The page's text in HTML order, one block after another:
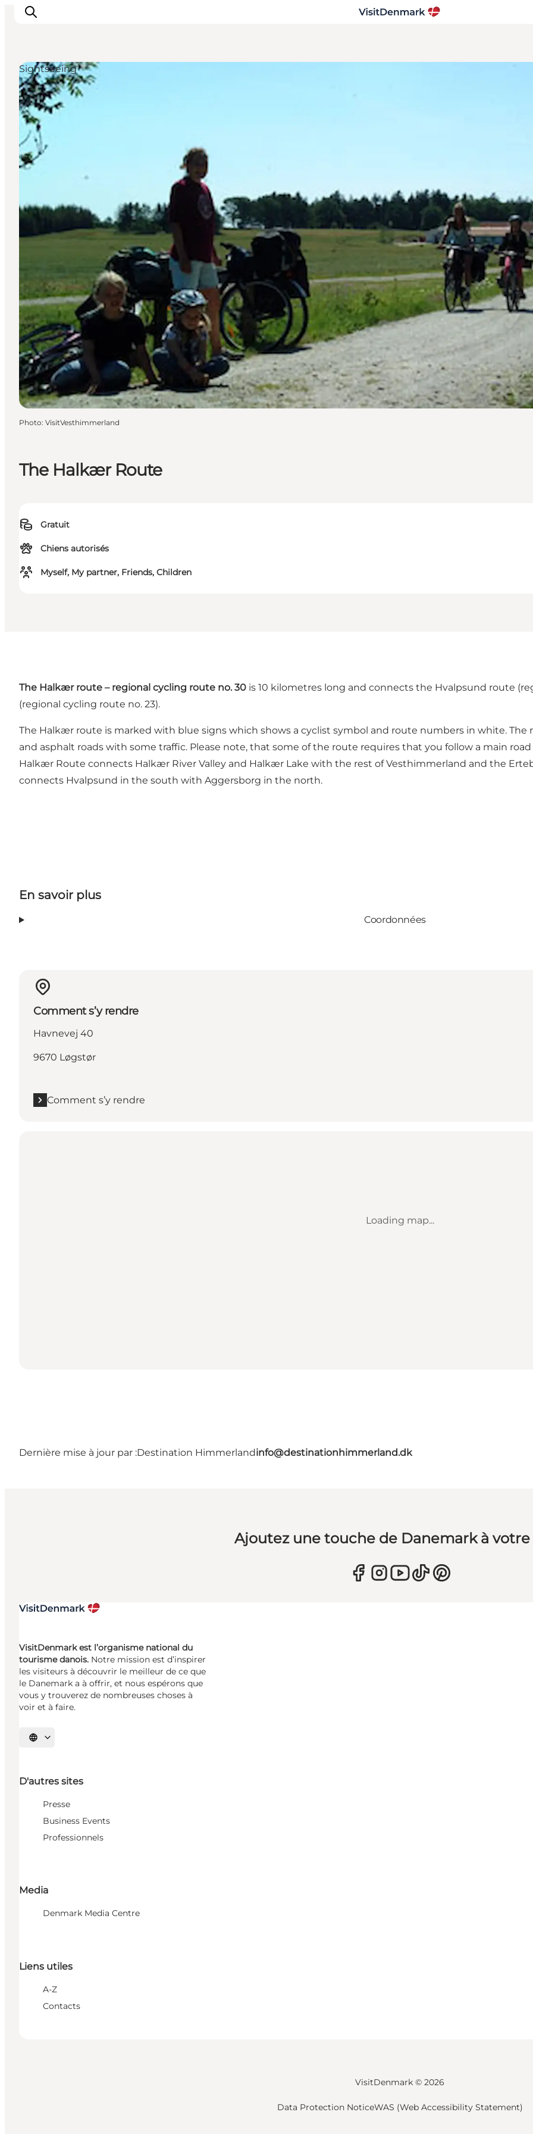
Inspirations
Destinations
Quoi faire
Hébergements
Planifiez votre voyage
The Halkær Route
Gratuit
Chiens autorisés
Myself, My partner, Friends, Children
Sightseeing
Photo: VisitVesthimmerland
The Halkær route – regional cycling route no. 30 is 10 kilometres long and connects the Hvalpsund route
(regional cycling route no. 23).
The Halkær route is marked with blue signs which shows a cyclist symbol and route numbers in white. The
and asphalt roads with some traffic. Please note, that some of the route requires that you follow a main
Halkær Route connects Halkær River Valley and Halkær Lake with the rest of Vesthimmerland and the
connects Hvalpsund in the south with Aggersborg in the north.
En savoir plus
Coordonnées
Comment s’y rendre
Havnevej 40
9670 Løgstør
Comment s’y rendre
Loading map...
Dernière mise à jour par :Destination Himmerlandinfo@destinationhimmerland.dk
Ajoutez une touche de Danemark à
VisitDenmark est l’organisme national du
tourisme danois. Notre mission est d’inspirer
les visiteurs à découvrir le meilleur de ce que
le Danemark a à offrir, et nous espérons que
vous y trouverez de nombreuses choses à
voir et à faire.
Choisissez la langue
D'autres sites
Presse
Business Events
Professionnels
Media
Denmark Media Centre
Liens utiles
A-Z
Contacts
VisitDenmark © 2026
Data Protection NoticeWAS (Web Accessibility Statement)